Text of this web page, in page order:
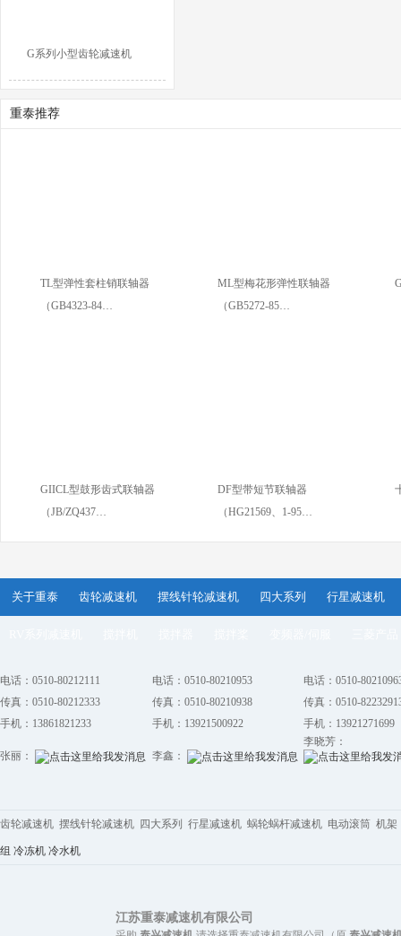
G系列小型齿轮减速机
重泰推荐
TL型弹性套柱销联轴器
（GB4323-84…
ML型梅花形弹性联轴器
（GB5272-85…
GIICL型鼓形齿式联轴器
（JB/ZQ437…
DF型带短节联轴器
（HG21569、1-95…
关于重泰 齿轮减速机 摆线针轮减速机 四大系列 行星减速机
电话：0510-80212111 电话：0510-80210953
电话：0510-
传真：0510-80212333
传真：0510-80210938
传真：0510-
手机：13861821233
手机：13921500922 手机：13921271699
张丽： 李鑫：
李晓芳：
齿轮减速机 摆线针轮减速机 四大系列 行星减速机 蜗轮蜗杆减速机 电动滚筒 机
组 冷冻机 冷水机
江苏重泰减速机有限公司